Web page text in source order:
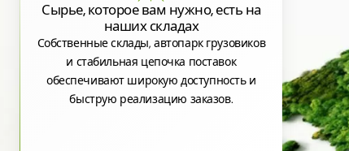
Сырье, которое вам нужно, есть на
наших складах
Собственные склады, автопарк грузовиков
и стабильная цепочка поставок
обеспечивают широкую доступность и
быструю реализацию заказов.